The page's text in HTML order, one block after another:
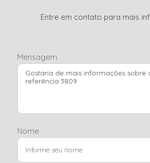
Entre em contato para mais
Mensagem
Nome